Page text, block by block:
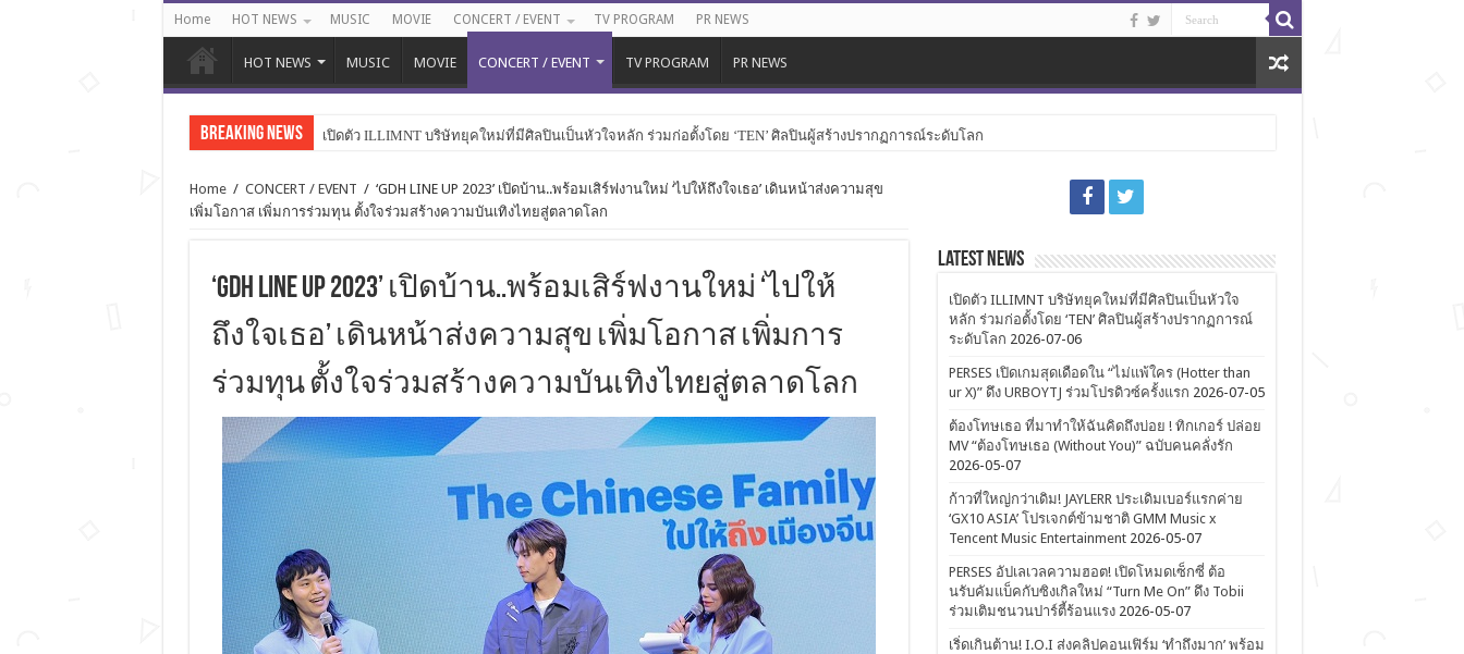
Home HOT NEWS MUSIC MOVIE CONCERT / EVENT TV PROGRAM PR NEWS
HOT NEWS MUSIC MOVIE CONCERT / EVENT TV PROGRAM PR NEWS
Breaking News เปิดตัว ILLIMNT บริษัทยุคใหม่ที่มีศิลปินเป็นหัวใจหลัก ร่วมก่อตั้งโดย ‘TEN’ ศิลปินผู้สร้างปรากฏการณ์ระดับโลก
PERSES เปิดเกมสุดเดือดใน “ไม่แพ้ใคร (Hotter than ur X)” ดึง URBOYTJ ร่วมโปรดิวซ์ครั้งแรก
Home / CONCERT / EVENT / ‘GDH LINE UP 2023’ เปิดบ้าน..พร้อมเสิร์ฟงานใหม่ ‘ไปให้ถึงใจเธอ’ เดินหน้าส่งความสุข
เพิ่มโอกาส เพิ่มการร่วมทุน ตั้งใจร่วมสร้างความบันเทิงไทยสู่ตลาดโลก
‘GDH LINE UP 2023’ เปิดบ้าน..พร้อมเสิร์ฟงานใหม่ ‘ไปให้
ถึงใจเธอ’ เดินหน้าส่งความสุข เพิ่มโอกาส เพิ่มการ
ร่วมทุน ตั้งใจร่วมสร้างความบันเทิงไทยสู่ตลาดโลก
Latest News
เปิดตัว ILLIMNT บริษัทยุคใหม่ที่มีศิลปินเป็นหัวใจ
หลัก ร่วมก่อตั้งโดย ‘TEN’ ศิลปินผู้สร้างปรากฏการณ์
ระดับโลก 2026-07-06
PERSES เปิดเกมสุดเดือดใน “ไม่แพ้ใคร (Hotter than
ur X)” ดึง URBOYTJ ร่วมโปรดิวซ์ครั้งแรก 2026-07-05
ต้องโทษเธอ ที่มาทำให้ฉันคิดถึงบ่อย ! ทิกเกอร์ ปล่อย
MV “ต้องโทษเธอ (Without You)” ฉบับคนคลั่งรัก
2026-05-07
ก้าวที่ใหญ่กว่าเดิม! JAYLERR ประเดิมเบอร์แรกค่าย
‘GX10 ASIA’ โปรเจกต์ข้ามชาติ GMM Music x
Tencent Music Entertainment 2026-05-07
PERSES อัปเลเวลความฮอต! เปิดโหมดเซ็กซี่ ต้อ
นรับคัมแบ็คกับซิงเกิลใหม่ “Turn Me On” ดึง Tobii
ร่วมเติมชนวนปาร์ตี้ร้อนแรง 2026-05-07
เริ่ดเกินต้าน! I.O.I ส่งคลิปคอนเฟิร์ม ‘ทำถึงมาก’ พร้อม